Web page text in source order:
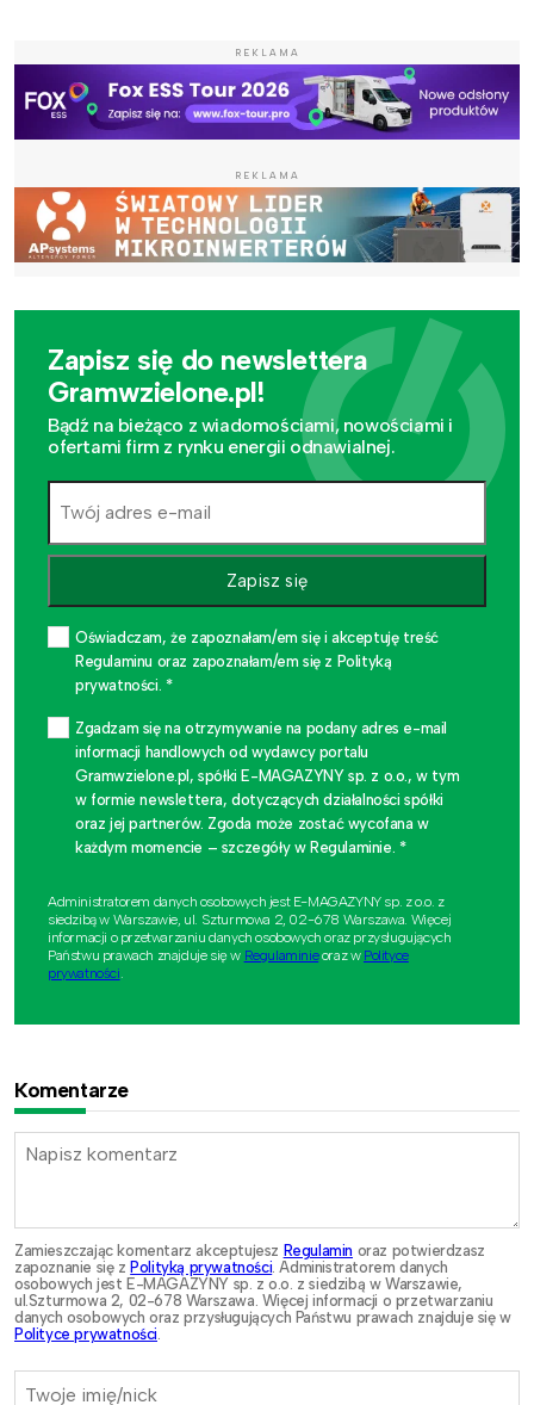
REKLAMA
REKLAMA
Zapisz się do newslettera
Gramwzielone.pl!
Bądź na bieżąco z wiadomościami, nowościami i
ofertami firm z rynku energii odnawialnej.
Zapisz się
Oświadczam, że zapoznałam/em się i akceptuję treść
Regulaminu oraz zapoznałam/em się z Polityką
prywatności. *
Zgadzam się na otrzymywanie na podany adres e-mail
informacji handlowych od wydawcy portalu
Gramwzielone.pl, spółki E-MAGAZYNY sp. z o.o., w tym
w formie newslettera, dotyczących działalności spółki
oraz jej partnerów. Zgoda może zostać wycofana w
każdym momencie – szczegóły w Regulaminie. *
Administratorem danych osobowych jest E-MAGAZYNY sp. z o.o. z
siedzibą w Warszawie, ul. Szturmowa 2, 02-678 Warszawa. Więcej
informacji o przetwarzaniu danych osobowych oraz przysługujących
Państwu prawach znajduje się w Regulaminieoraz w Polityce
prywatności.
Komentarze
Zamieszczając komentarz akceptujesz Regulamin oraz potwierdzasz
zapoznanie się z Polityką prywatności. Administratorem danych
osobowych jest E-MAGAZYNY sp. z o.o. z siedzibą w Warszawie,
ul.Szturmowa 2, 02-678 Warszawa. Więcej informacji o przetwarzaniu
danych osobowych oraz przysługujących Państwu prawach znajduje się w
Polityce prywatności.